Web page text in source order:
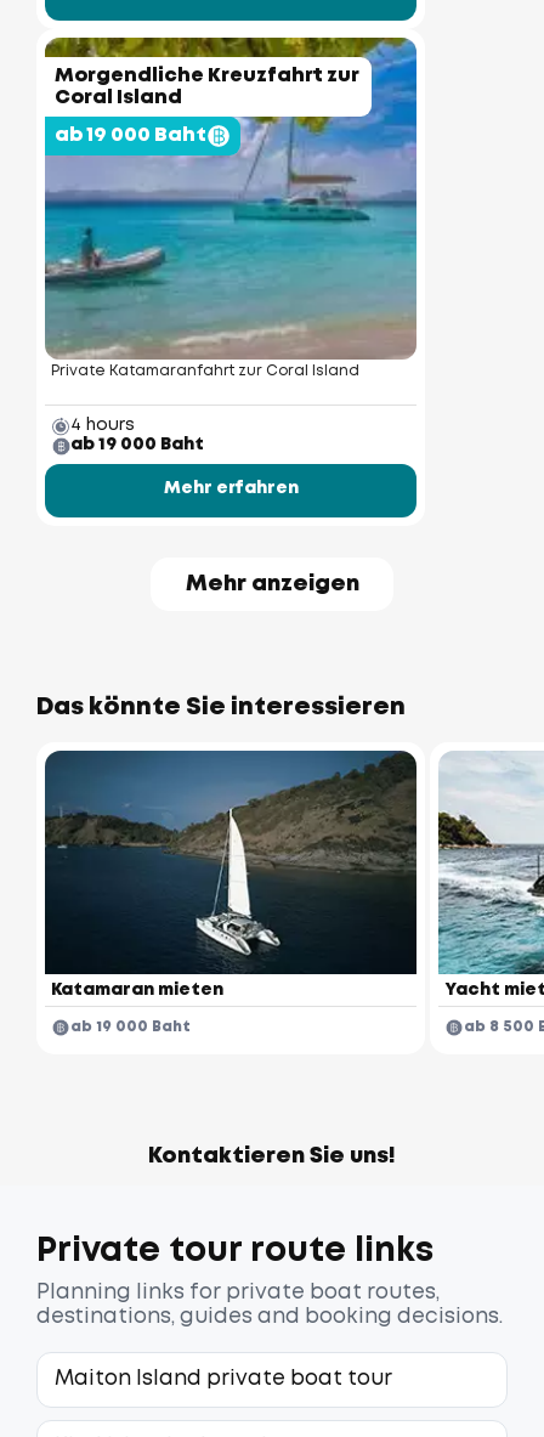
Morgendliche Kreuzfahrt zur
Coral Island
ab 19 000 Baht
Private Katamaranfahrt zur Coral Island
4 hours
ab 19 000 Baht
Mehr erfahren
Mehr anzeigen
Das könnte Sie interessieren
Katamaran mieten
ab 19 000 Baht
Yacht
ab 8 500
Kontaktieren Sie uns!
Private tour route links
Planning links for private boat routes,
destinations, guides and booking decisions.
Maiton Island private boat tour